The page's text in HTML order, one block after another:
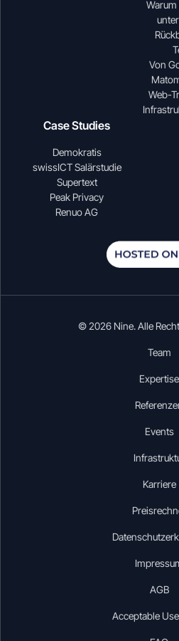
Von
Web-
Case Studies
Demokratis
swissICT Salärstudie
Supertext
Peak Privacy
Renuo AG
© 2026 Nine. Alle
Team
Expertise
Events
Karriere
AGB
Acceptable